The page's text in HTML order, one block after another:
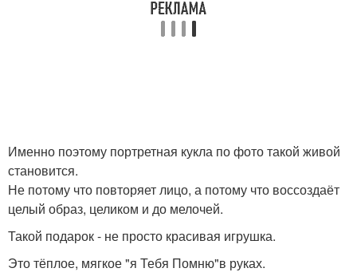
Именно поэтому портретная кукла по фото такой живой
становится.
Не потому что повторяет лицо, а потому что воссоздаёт
целый образ, целиком и до мелочей.
Такой подарок - не просто красивая игрушка.
Это тёплое, мягкое "я Тебя Помню"в руках.